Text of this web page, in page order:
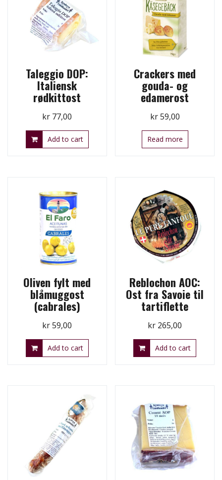
Taleggio DOP:
Italiensk
rødkittost
kr 77,00
Add to cart
Crackers med
gouda- og
edamerost
kr59,00
Read more
Oliven fylt med
blåmuggost
(cabrales)
kr59,00
Add to cart
Reblochon AOC:
Ost fra Savoie til
tartiflette
kr 265,00
Add to cart